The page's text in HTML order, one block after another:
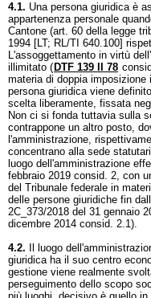
4.1. Una persona giuridica è
appartenenza personale
Cantone (art. 60 della legge
1994 [LT; RL/TI 640.100]
L'assoggettamento in virtù
illimitato ( DTF 139 II 78
materia di doppia
persona giuridica viene
scelta liberamente, fissata
Non ci si fonda tuttavia sulla
contrappone un altro posto,
l'amministrazione,
concentrano alla sede
luogo dell'amministrazione
febbraio 2019 consid. 2, con
del Tribunale federale in
delle persone giuridiche fin
2C_373/2018 del 31 gennaio
dicembre 2014 consid. 2.1).
4.2. Il luogo
giuridica ha il suo centro
gestione viene realmente
perseguimento dello scopo